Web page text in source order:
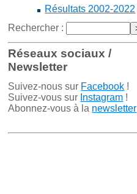
Résultats 2002-2022
Rechercher :
Réseaux sociaux /
Newsletter
Suivez-nous sur Facebook !
Suivez-vous sur Instagram !
Abonnez-vous à la newsletter